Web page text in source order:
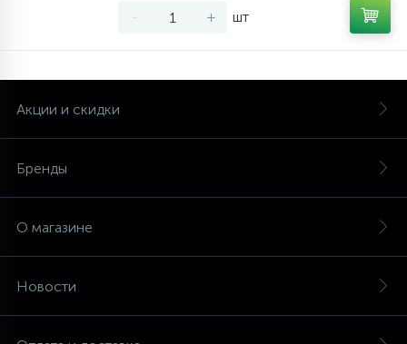
- + шт
Акции и скидки
Бренды
О магазине
Новости